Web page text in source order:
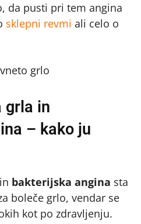
da pusti pri tem angina
sklepni revmi ali celo o
grla in
– kako ju
in bakterijska angina sta
boleče grlo, vendar se
kot po zdravljenju.